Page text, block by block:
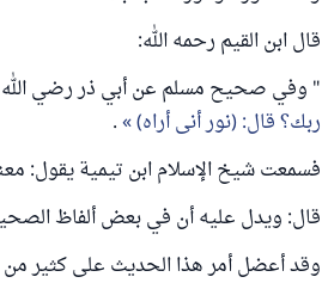
قال ابن القيم رحمه الله:
" وفي صحيح مسلم عن أبي ذر رضي الله
ربك؟ قال: (نور أنى أراه) .
فسمعت شيخ الإسلام ابن تيمية يقول:
قال: ويدل عليه أن في بعض ألفاظ
وقد أعضل أمر هذا الحديث على كثير